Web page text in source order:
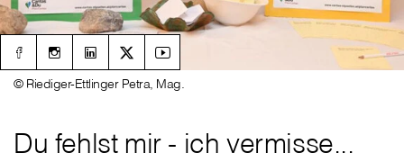
Du fehlst mir - ich vermisse...
© Riediger-Ettlinger Petra, Mag.